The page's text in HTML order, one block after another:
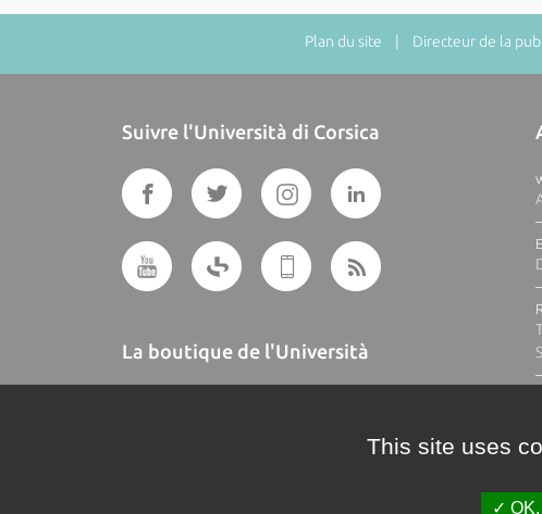
Plan du site | Directeur de la
Suivre l'Università di Corsica
La boutique de l'Università
This site uses